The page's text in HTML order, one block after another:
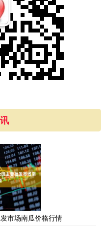
市场南瓜价格行情